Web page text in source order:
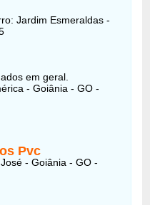
Jardim Esmeraldas -
em geral.
- Goiânia - GO -
Pvc
- Goiânia - GO -